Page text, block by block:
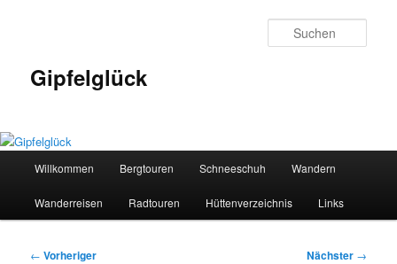
Gipfelglück
Willkommen Bergtouren Schneeschuh Wandern
Wanderreisen Radtouren Hüttenverzeichnis Links
Beitragsnavigation
← Vorheriger Nächster →